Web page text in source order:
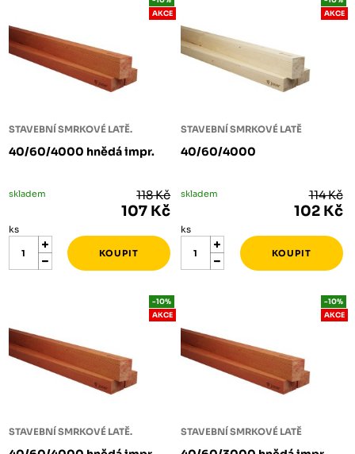
STAVEBNÍ SMRKOVÉ LATĚ.
40/60/4000 hnědá impr.
AKCE
skladem 118 Kč
107 Kč
ks
STAVEBNÍ SMRKOVÉ LATĚ
40/60/4000
AKCE
skladem 114 Kč
102 Kč
ks
STAVEBNÍ SMRKOVÉ LATĚ.
-10%
AKCE
STAVEBNÍ SMRKOVÉ LATĚ
-10%
AKCE